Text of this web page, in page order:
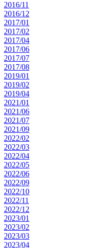
2016/11
2016/12
2017/01
2017/02
2017/04
2017/06
2017/07
2017/08
2019/01
2019/02
2019/04
2021/01
2021/06
2021/07
2021/09
2022/02
2022/03
2022/04
2022/05
2022/06
2022/09
2022/10
2022/11
2022/12
2023/01
2023/02
2023/03
2023/04